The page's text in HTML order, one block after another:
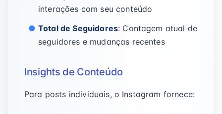
interações com seu conteúdo
Total de Seguidores: Contagem atual de
seguidores e mudanças recentes
Insights de Conteúdo
Para posts individuais, o Instagram fornece: